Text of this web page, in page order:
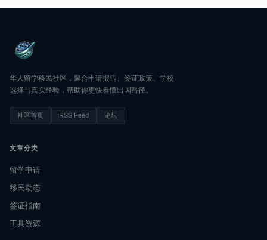
华人留学移民社区，聚合申请报告、签证政策、学校
选择与真实经验，帮助你更快看懂出国路径。
社区首页 RSS Feed 论坛
文章分类
留学申请
移民动态
签证指南
工具资源